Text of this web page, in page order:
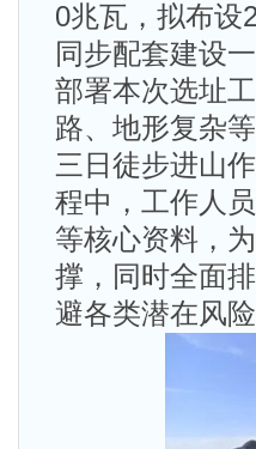
0兆瓦，拟布设
同步配套建设
部署本次选址
路、地形复杂
三日徒步进山
程中，工作人
等核心资料，
撑，同时全面
避各类潜在风